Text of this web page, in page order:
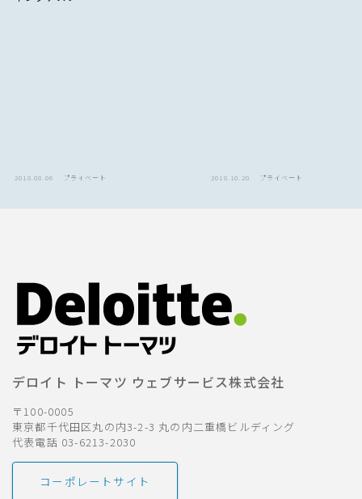
2018.08.06 プライベート 2018.10.20 プライベート
デロイト トーマツ ウェブサービス株式会社
〒100-0005
東京都千代田区丸の内3-2-3 丸の内二重橋ビルディング
代表電話 03-6213-2030
コーポレートサイト